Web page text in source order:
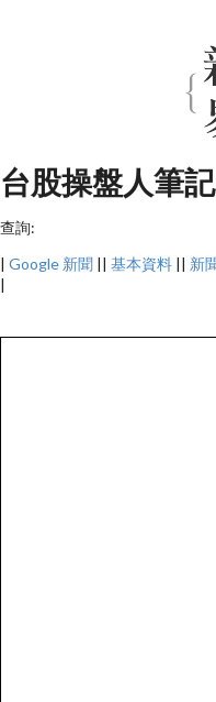
台股操盤人筆
查詢:
| Google 新聞 || 基本資料 || 新
|